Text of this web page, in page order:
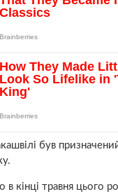
був
в кінці травня цього